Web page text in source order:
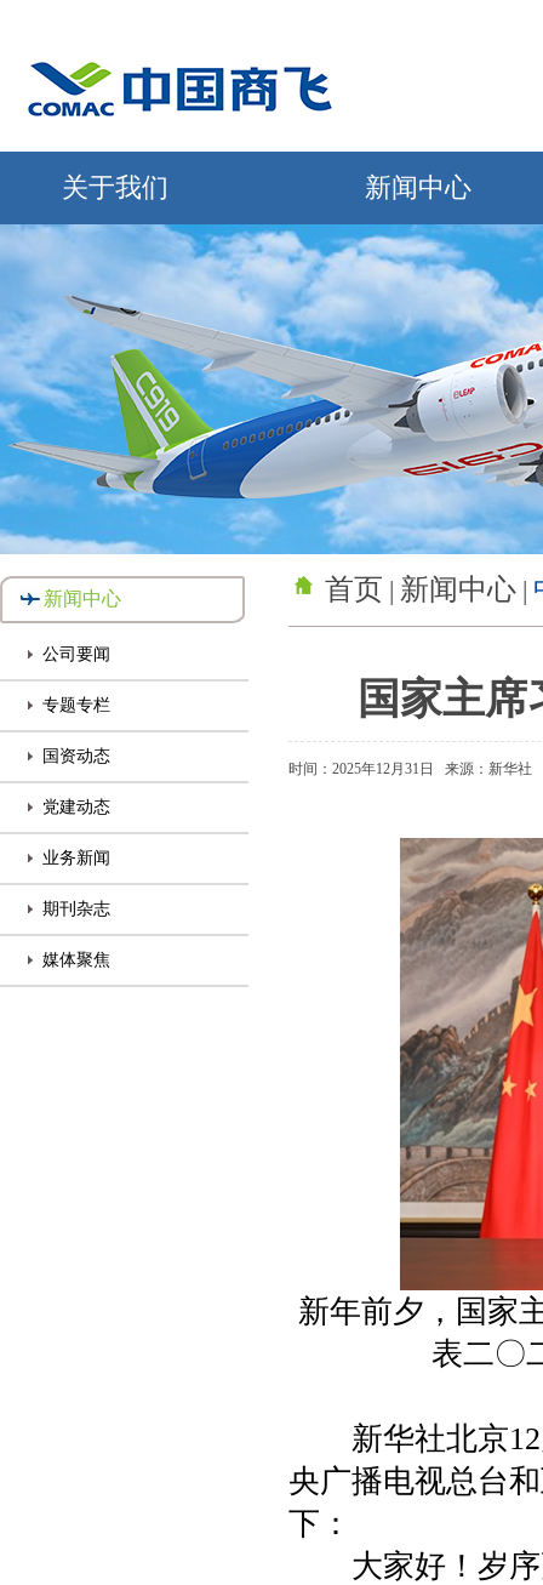
关于我们 新闻中心
新闻中心
公司要闻
专题专栏
国资动态
党建动态
业务新闻
期刊杂志
媒体聚焦
首页 | 新闻中心 |
国家主
时间：2025年12月31日 来源：新华社
新年前夕，国家
表二〇
新华社北京12
央广播电视总台
下：
大家好！岁序